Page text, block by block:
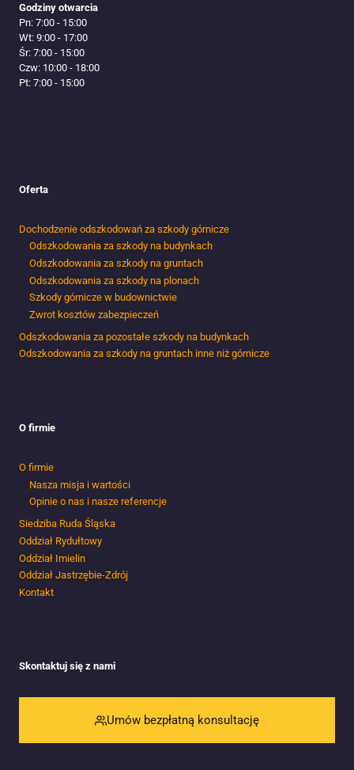
Godziny otwarcia
Pn: 7:00 - 15:00
Wt: 9:00 - 17:00
Śr: 7:00 - 15:00
Czw: 10:00 - 18:00
Pt: 7:00 - 15:00
Oferta
Dochodzenie odszkodowań za szkody górnicze
Odszkodowania za szkody na budynkach
Odszkodowania za szkody na gruntach
Odszkodowania za szkody na plonach
Szkody górnicze w budownictwie
Zwrot kosztów zabezpieczeń
Odszkodowania za pozostałe szkody na budynkach
Odszkodowania za szkody na gruntach inne niż górnicze
O firmie
O firmie
Nasza misja i wartości
Opinie o nas i nasze referencje
Siedziba Ruda Śląska
Oddział Rydułtowy
Oddział Imielin
Oddział Jastrzębie-Zdrój
Kontakt
Skontaktuj się z nami
Umów bezpłatną konsultację